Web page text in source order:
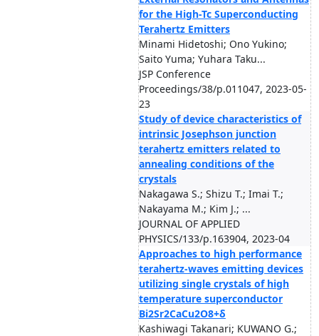
for the High-Tc Superconducting
Terahertz Emitters
Minami Hidetoshi; Ono Yukino;
Saito Yuma; Yuhara Taku...
JSP Conference
Proceedings/38/p.011047, 2023-05-
23
Study of device characteristics of
intrinsic Josephson junction
terahertz emitters related to
annealing conditions of the
crystals
Nakagawa S.; Shizu T.; Imai T.;
Nakayama M.; Kim J.; ...
JOURNAL OF APPLIED
PHYSICS/133/p.163904, 2023-04
Approaches to high performance
terahertz-waves emitting devices
utilizing single crystals of high
temperature superconductor
Bi2Sr2CaCu2O8+δ
Kashiwagi Takanari; KUWANO G.;